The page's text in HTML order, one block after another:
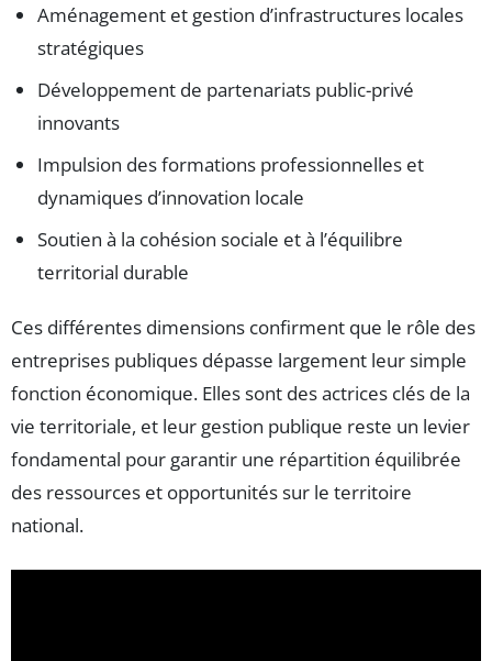
Aménagement et gestion d’infrastructures locales
stratégiques
Développement de partenariats public-privé
innovants
Impulsion des formations professionnelles et
dynamiques d’innovation locale
Soutien à la cohésion sociale et à l’équilibre
territorial durable
Ces différentes dimensions confirment que le rôle des
entreprises publiques dépasse largement leur simple
fonction économique. Elles sont des actrices clés de la
vie territoriale, et leur gestion publique reste un levier
fondamental pour garantir une répartition équilibrée
des ressources et opportunités sur le territoire
national.